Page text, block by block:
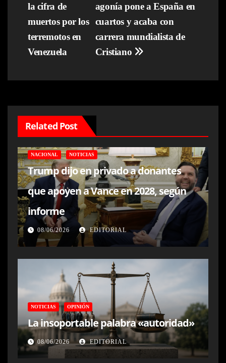
de
entradas
agonía pone a España en
cuartos y acaba con
carrera mundialista de
Cristiano
la cifra de
muertos por los
terremotos en
Venezuela
Related Post
NACIONAL NOTICIAS
Trump dijo en privado a donantes
que apoyen a Vance en 2028, según
informe
08/06/2026 EDITORIAL
NOTICIAS OPINIÓN
La insoportable palabra «autoridad»
08/06/2026 EDITORIAL